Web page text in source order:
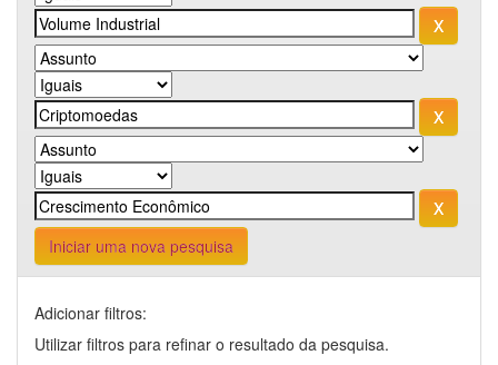
Iniciar uma nova pesquisa
Adicionar filtros:
Utilizar filtros para refinar o resultado da pesquisa.